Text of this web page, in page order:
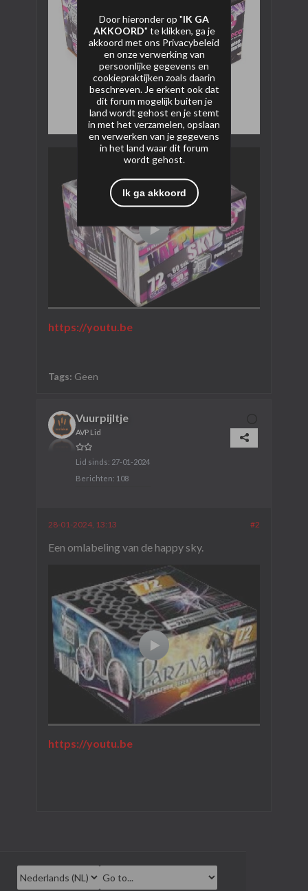
https://youtu.be
Tags: Geen
Vuurpijltje
AVP Lid
Lid sinds: 27-01-2024
Berichten: 108
#2
28-01-2024, 13:13
Een omlabeling van de happy sky.
https://youtu.be
Door hieronder op "IK GA
AKKOORD" te klikken, ga je
akkoord met ons Privacybeleid
en onze verwerking van
persoonlijke gegevens en
cookiepraktijken zoals daarin
beschreven. Je erkent ook dat
dit forum mogelijk buiten je
land wordt gehost en je stemt
in met het verzamelen, opslaan
en verwerken van je gegevens
in het land waar dit forum
wordt gehost.
Ik ga akkoord